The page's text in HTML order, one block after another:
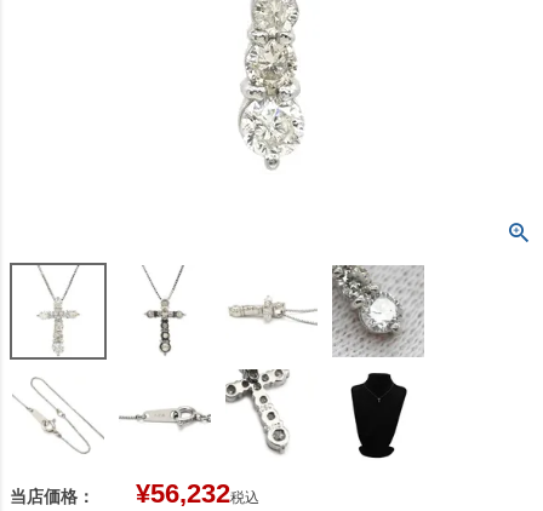
当店価格： ¥56,232税込